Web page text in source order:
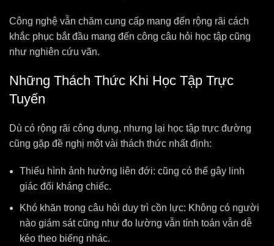
Công nghệ vẫn chăm cung cấp mang đến rộng rãi cách
khắc phục bắt đầu mang đến công câu hỏi học tập cũng
như nghiên cứu vãn.
Những Thách Thức Khi Học Tập Trực
Tuyến
Dù có rộng rãi công dụng, nhưng lại học tập trực đường
cũng gặp đề nghị một vài thách thức nhất định:
Thiếu hình ảnh hưởng liên đới: cũng có thể gây linh
giác đối kháng chiếc.
Khó khăn trong câu hỏi duy trì cồn lực: Không có người
nào giám sát cũng như đo lường vẫn tính toán vẫn dễ
kéo theo biếng nhác.